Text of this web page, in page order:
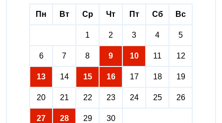
Пн Вт Ср Чт Пт Сб Вс
1 2 3 4 5
6 7 8 9 10 11 12
13 14 15 16 17 18 19
20 21 22 23 24 25 26
27 28 29 30